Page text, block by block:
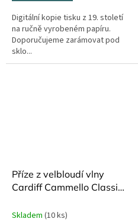
Digitální kopie tisku z 19. století
na ručně vyrobeném papíru.
Doporučujeme zarámovat pod
sklo...
Příze z velbloudí vlny
Cardiff Cammello Classic
Skladem (10 ks)